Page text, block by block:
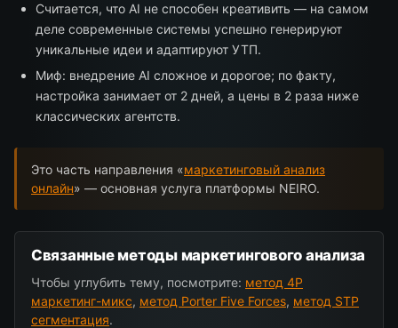
Считается, что AI не способен креативить — на самом
деле современные системы успешно генерируют
уникальные идеи и адаптируют УТП.
Миф: внедрение AI сложное и дорогое; по факту,
настройка занимает от 2 дней, а цены в 2 раза ниже
классических агентств.
Это часть направления «маркетинговый анализ
онлайн» — основная услуга платформы NEIRO.
Связанные методы маркетингового анализа
Чтобы углубить тему, посмотрите: метод 4P
маркетинг-микс, метод Porter Five Forces, метод STP
сегментация.